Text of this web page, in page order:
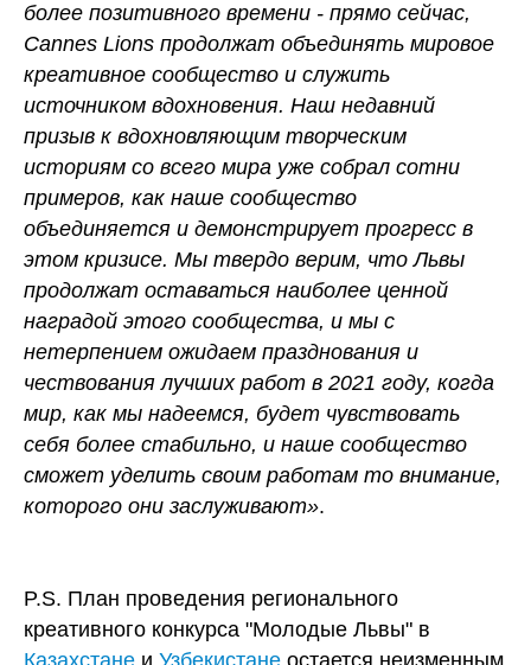
более позитивного времени - прямо сейчас,
Cannes Lions продолжат объединять мировое
креативное сообщество и служить
источником вдохновения. Наш недавний
призыв к вдохновляющим творческим
историям со всего мира уже собрал сотни
примеров, как наше сообщество
объединяется и демонстрирует прогресс в
этом кризисе. Мы твердо верим, что Львы
продолжат оставаться наиболее ценной
наградой этого сообщества, и мы с
нетерпением ожидаем празднования и
чествования лучших работ в 2021 году, когда
мир, как мы надеемся, будет чувствовать
себя более стабильно, и наше сообщество
сможет уделить своим работам то внимание,
которого они заслуживают».
P.S. План проведения регионального
креативного конкурса "Молодые Львы" в
Казахстане и Узбекистане остается неизменным